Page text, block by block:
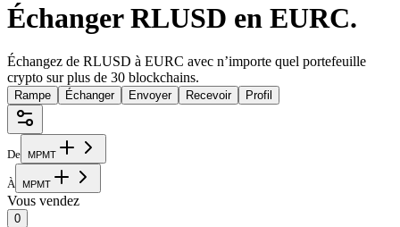
Échanger RLUSD en EURC.
Échangez de RLUSD à EURC avec n’importe quel portefeuille
crypto sur plus de 30 blockchains.
Rampe Échanger Envoyer Recevoir Profil
De MPMT
À MPMT
Vous vendez
0